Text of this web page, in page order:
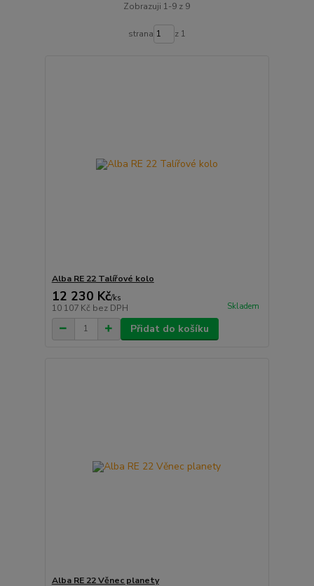
Zobrazuji 1-9 z 9
strana z 1
Alba RE 22 Talířové kolo
12 230 Kč/ks
10 107 Kč bez DPH Skladem
Přidat do košíku
Alba RE 22 Věnec planety